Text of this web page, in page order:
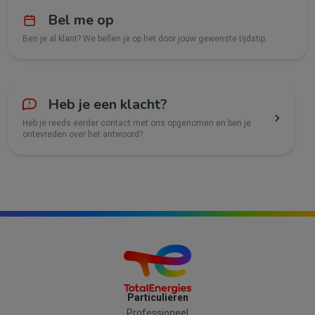
Bel me op
Ben je al klant? We bellen je op het door jouw gewenste tijdstip.
Heb je een klacht?
Heb je reeds eerder contact met ons opgenomen en ben je
ontevreden over het antwoord?
Particulieren